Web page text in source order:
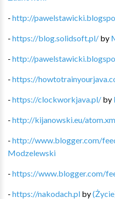
- http://
- https://blog.solidsoft.pl/ by
- http://
- https://
- https://clockworkjava.pl/ by
- http://kijanowski.eu/
- http://www.blogger.com/
Modzelewski
- https://www.blogger.com/
- https://nakodach.pl by